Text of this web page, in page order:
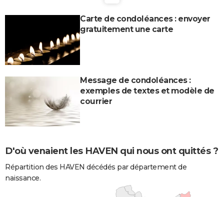
Carte de condoléances : envoyer
gratuitement une carte
Message de condoléances :
exemples de textes et modèle de
courrier
D'où venaient les HAVEN qui nous ont quittés ?
Répartition des HAVEN décédés par département de
naissance.